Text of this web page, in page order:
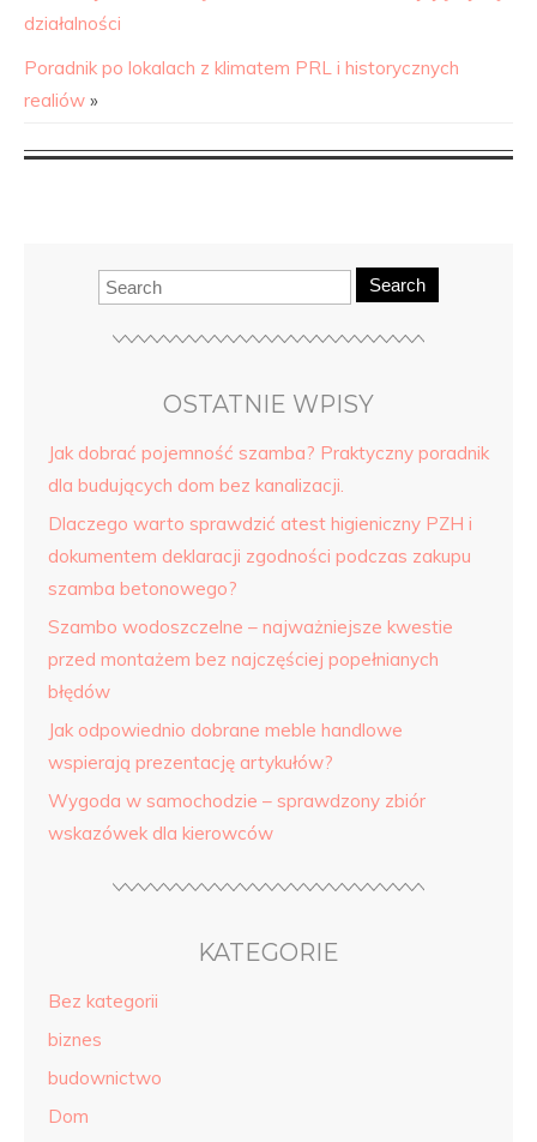
działalności
Poradnik po lokalach z klimatem PRL i historycznych
realiów »
Search
OSTATNIE WPISY
Jak dobrać pojemność szamba? Praktyczny poradnik
dla budujących dom bez kanalizacji.
Dlaczego warto sprawdzić atest higieniczny PZH i
dokumentem deklaracji zgodności podczas zakupu
szamba betonowego?
Szambo wodoszczelne – najważniejsze kwestie
przed montażem bez najczęściej popełnianych
błędów
Jak odpowiednio dobrane meble handlowe
wspierają prezentację artykułów?
Wygoda w samochodzie – sprawdzony zbiór
wskazówek dla kierowców
KATEGORIE
Bez kategorii
biznes
budownictwo
Dom